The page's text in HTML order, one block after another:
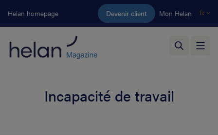
Aller au contenu principal
Helan homepage Devenir client Mon Helan fr
Incapacité de travail